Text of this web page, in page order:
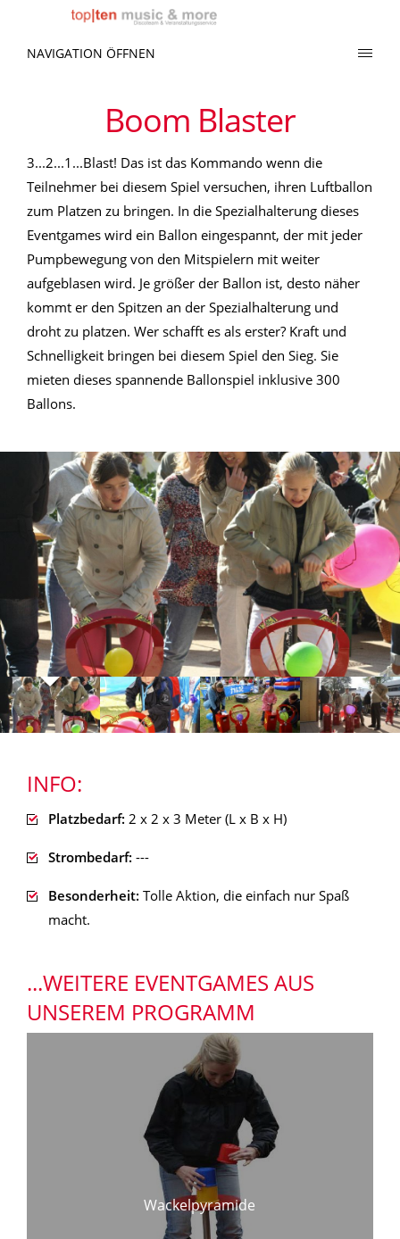
NAVIGATION ÖFFNEN
Boom Blaster
3...2...1...Blast! Das ist das Kommando wenn die
Teilnehmer bei diesem Spiel versuchen, ihren Luftballon
zum Platzen zu bringen. In die Spezialhalterung dieses
Eventgames wird ein Ballon eingespannt, der mit jeder
Pumpbewegung von den Mitspielern mit weiter
aufgeblasen wird. Je größer der Ballon ist, desto näher
kommt er den Spitzen an der Spezialhalterung und
droht zu platzen. Wer schafft es als erster? Kraft und
Schnelligkeit bringen bei diesem Spiel den Sieg. Sie
mieten dieses spannende Ballonspiel inklusive 300
Ballons.
INFO:
Platzbedarf: 2 x 2 x 3 Meter (L x B x H)
Strombedarf: ---
Besonderheit: Tolle Aktion, die einfach nur Spaß
macht.
...WEITERE EVENTGAMES AUS
UNSEREM PROGRAMM
Wackelpyramide